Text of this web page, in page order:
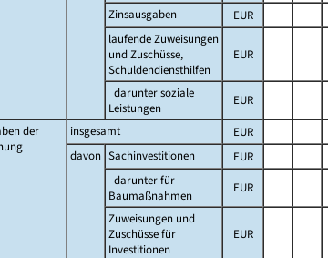
Zinsausgaben
EUR
laufende Zuweisungen
und Zuschüsse,
Schuldendiensthilfen
EUR
darunter soziale
Leistungen
EUR
der
insgesamt EUR
davon Sachinvestitionen EUR
darunter für
Baumaßnahmen
EUR
Zuweisungen und
Zuschüsse für
Investitionen
EUR